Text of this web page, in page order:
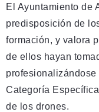
El Ayuntamiento de
predisposición de
formación, y valora
de ellos hayan
Categoría
de los drones.